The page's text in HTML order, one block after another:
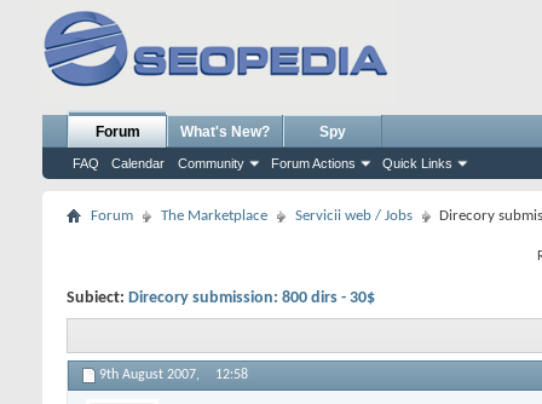
Forum
FAQ Calendar Community Forum Actions Quick Links
What's New? Spy
Forum The Marketplace Servicii web / Jobs Direcory
Subiect: Direcory submission: 800 dirs - 30$
9th August 2007, 12:58